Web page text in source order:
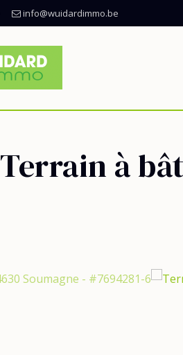
info@wuidardimmo.be
Terrain à